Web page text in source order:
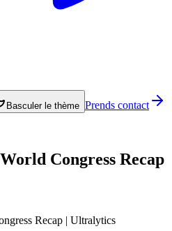
Basculer le thème Prends contact
Congress Recap